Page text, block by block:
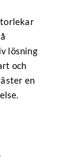
lösning
och
en